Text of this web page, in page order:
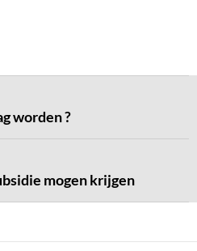
worden ?
mogen krijgen